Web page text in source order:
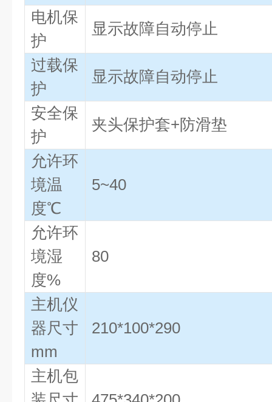
电机保
护
显示故障自动停止
过载保
护
显示故障自动停止
安全保
护
夹头保护套+防滑垫
允许环
境温
度℃
5~40
允许环
境湿
度%
80
主机仪
器尺寸
mm
210*100*290
主机包